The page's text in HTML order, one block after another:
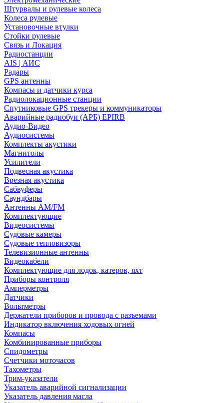
Штурвалы и рулевые колеса
Колеса рулевые
Установочные втулки
Стойки рулевые
Связь и Локация
Радиостанции
AIS | АИС
Радары
GPS антенны
Компасы и датчики курса
Радиолокационные станции
Спутниковые GPS трекеры и коммуникаторы
Аварийные радиобуи (АРБ) EPIRB
Аудио-Видео
Аудиосистемы
Комплекты акустики
Магнитолы
Усилители
Подвесная акустика
Врезная акустика
Сабвуферы
Саундбары
Антенны AM/FM
Комплектующие
Видеосистемы
Судовые камеры
Cудовые тепловизоры
Телевизионные антенны
Видеокабели
Комплектующие для лодок, катеров, яхт
Приборы контроля
Амперметры
Датчики
Вольтметры
Держатели приборов и провода с разъемами
Индикатор включения ходовых огней
Компасы
Комбинированные приборы
Спидометры
Счетчики моточасов
Тахометры
Трим-указатели
Указатель аварийной сигнализации
Указатель давления масла